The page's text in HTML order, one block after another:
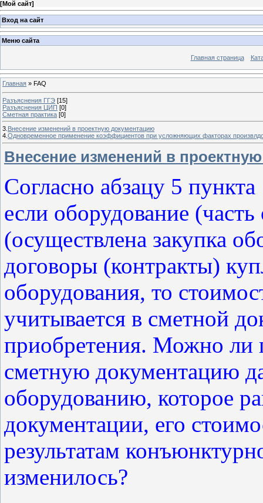
[Мой сайт]
Вход на сайт
Меню сайта
Главная страница
Главная » FAQ
Разъяснения ГГЭ [15]
Разъяснения ЦИП [0]
Сметная практика [0]
3. Внесение изменений в проектную документацию
4. Одновременное применение коэффициентов при усложняющих факторах
Внесение изменений в
Согласно абзацу 5
если оборудование
(осуществлена закупка
договоры (контракты)
оборудования, то
учитывается в сметной
приобретения. Можно ли
сметную документацию
оборудованию, которое
документации, его
результатам
изменилось?